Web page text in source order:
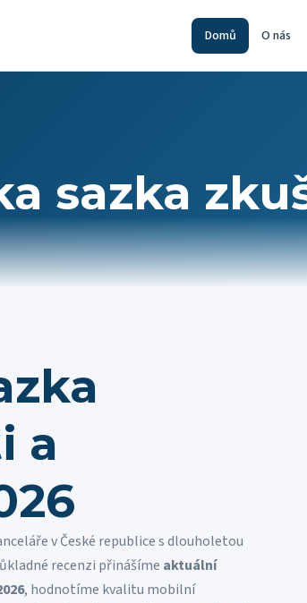
Domů O nás
sazka
a
v České republice s dlouholetou
recenzi přinášíme aktuální
, hodnotíme kvalitu mobilní